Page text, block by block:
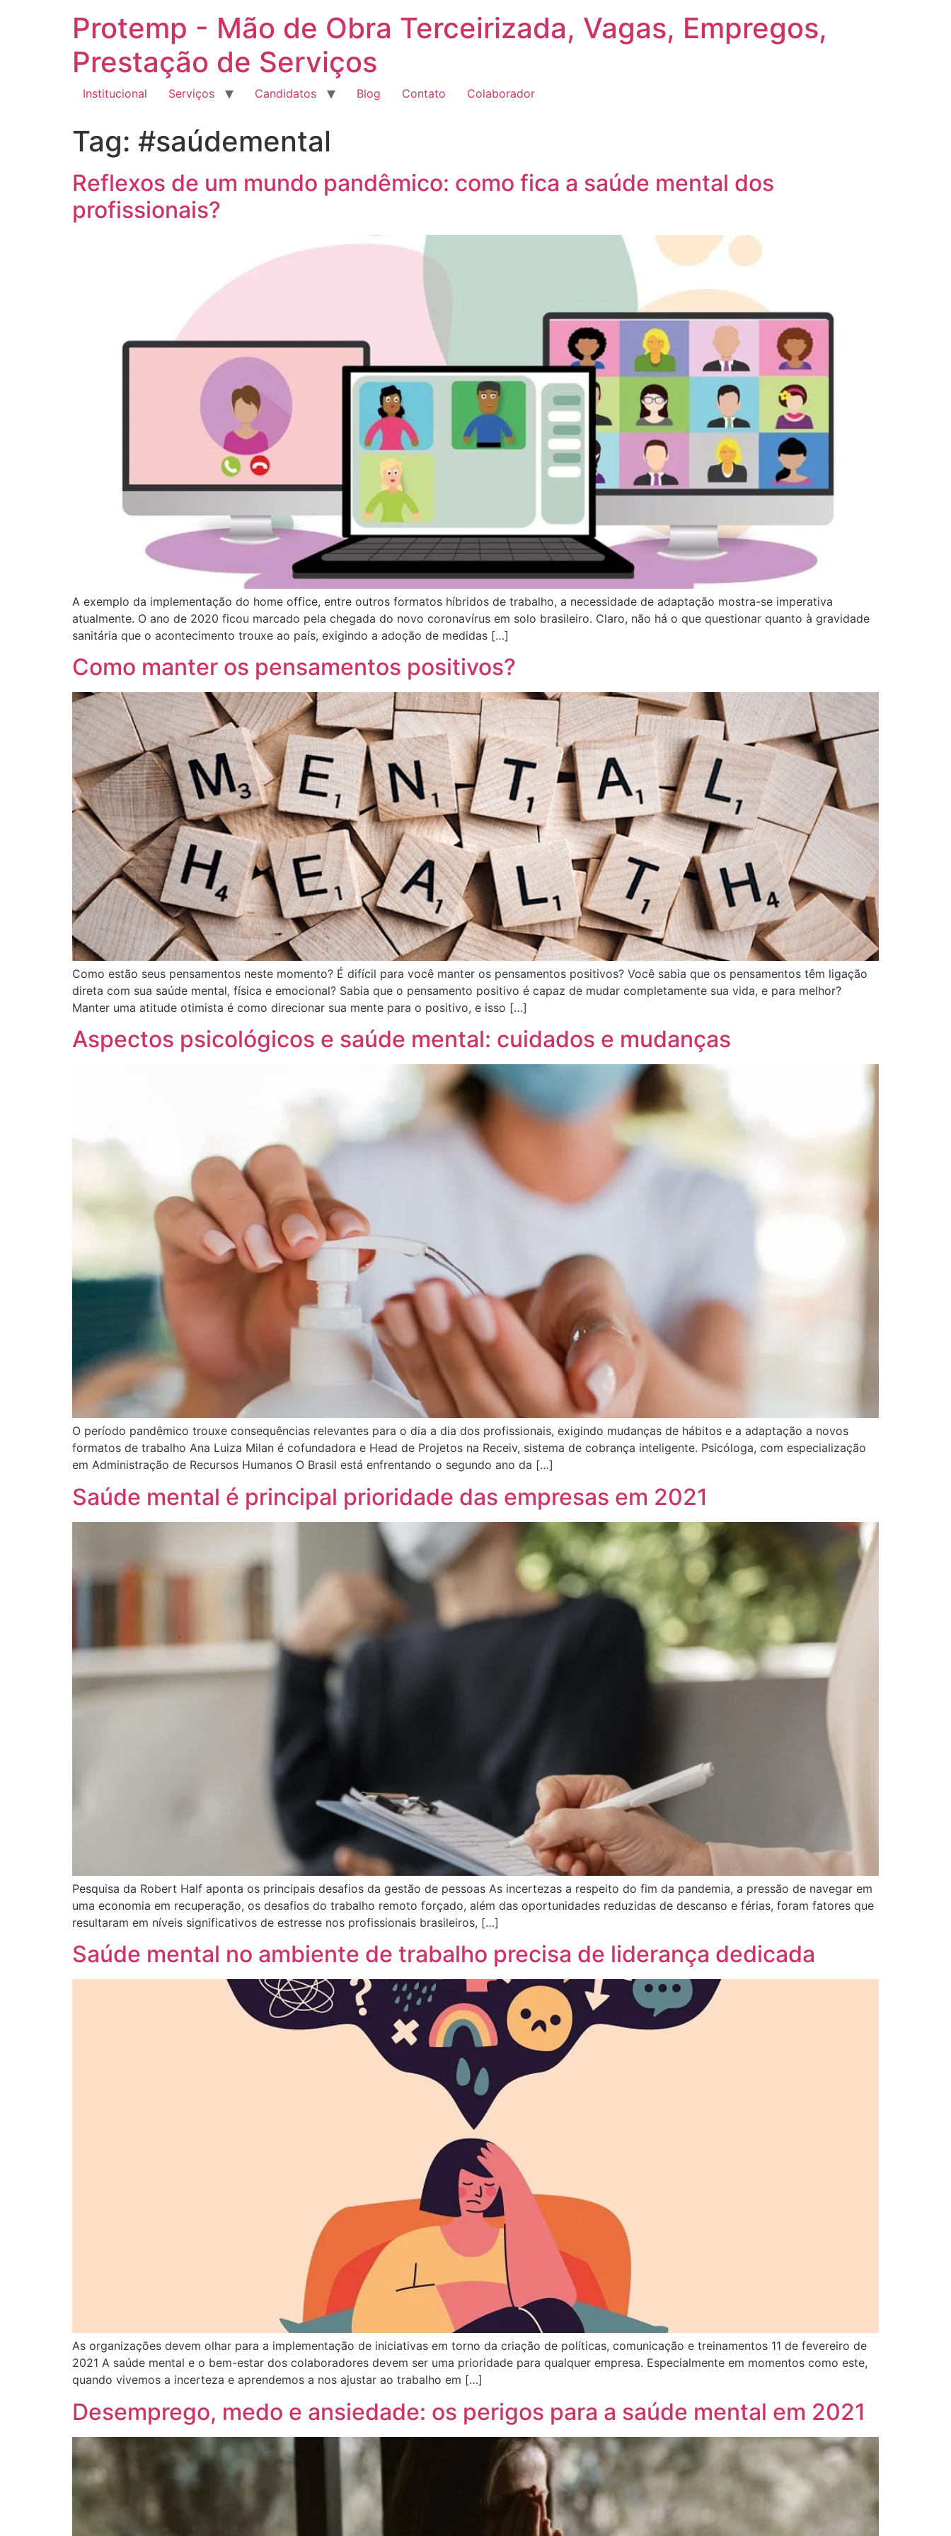
Protemp - Mão de Obra Terceirizada, Vagas, Empregos,
Prestação de Serviços
Institucional Serviços Candidatos Blog Contato Colaborador
Tag: #saúdemental
Reflexos de um mundo pandêmico: como fica a saúde mental dos
profissionais?
A exemplo da implementação do home office, entre outros formatos híbridos de trabalho, a necessidade de adaptação mostra-se imperativa
atualmente. O ano de 2020 ficou marcado pela chegada do novo coronavírus em solo brasileiro. Claro, não há o que questionar quanto à gravidade
sanitária que o acontecimento trouxe ao país, exigindo a adoção de medidas […]
Como manter os pensamentos positivos?
Como estão seus pensamentos neste momento? É difícil para você manter os pensamentos positivos? Você sabia que os pensamentos têm ligação
direta com sua saúde mental, física e emocional? Sabia que o pensamento positivo é capaz de mudar completamente sua vida, e para melhor?
Manter uma atitude otimista é como direcionar sua mente para o positivo, e isso […]
Aspectos psicológicos e saúde mental: cuidados e mudanças
O período pandêmico trouxe consequências relevantes para o dia a dia dos profissionais, exigindo mudanças de hábitos e a adaptação a novos
formatos de trabalho Ana Luiza Milan é cofundadora e Head de Projetos na Receiv, sistema de cobrança inteligente. Psicóloga, com especialização
em Administração de Recursos Humanos O Brasil está enfrentando o segundo ano da […]
Saúde mental é principal prioridade das empresas em 2021
Pesquisa da Robert Half aponta os principais desafios da gestão de pessoas As incertezas a respeito do fim da pandemia, a pressão de navegar em
uma economia em recuperação, os desafios do trabalho remoto forçado, além das oportunidades reduzidas de descanso e férias, foram fatores que
resultaram em níveis significativos de estresse nos profissionais brasileiros, […]
Saúde mental no ambiente de trabalho precisa de liderança dedicada
As organizações devem olhar para a implementação de iniciativas em torno da criação de políticas, comunicação e treinamentos 11 de fevereiro de
2021 A saúde mental e o bem-estar dos colaboradores devem ser uma prioridade para qualquer empresa. Especialmente em momentos como este,
quando vivemos a incerteza e aprendemos a nos ajustar ao trabalho em […]
Desemprego, medo e ansiedade: os perigos para a saúde mental em 2021